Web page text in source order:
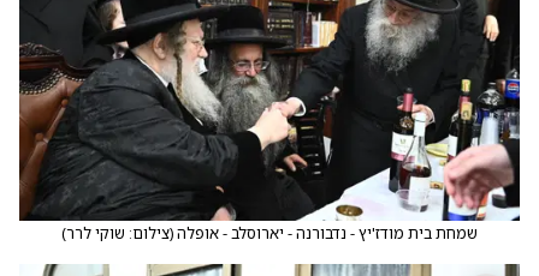
שמחת בית מודז'יץ - נדבורנה - יארוסלב - אופלה(צילום: שוקי לרר)